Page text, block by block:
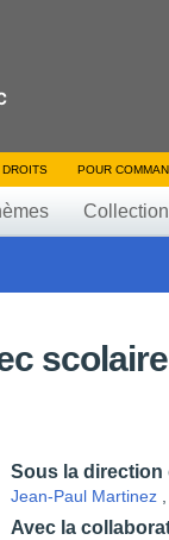
DROITS POUR
scolaire
Sous la direction
Jean-Paul Martinez
Avec la